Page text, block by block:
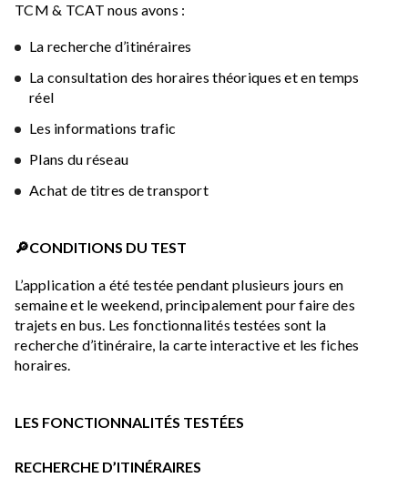
TCM & TCAT nous avons :
La recherche d’itinéraires
La consultation des horaires théoriques et en temps
réel
Les informations trafic
Plans du réseau
Achat de titres de transport
🔎CONDITIONS DU TEST
L’application a été testée pendant plusieurs jours en
semaine et le weekend, principalement pour faire des
trajets en bus. Les fonctionnalités testées sont la
recherche d’itinéraire, la carte interactive et les fiches
horaires.
LES FONCTIONNALITÉS TESTÉES
RECHERCHE D’ITINÉRAIRES